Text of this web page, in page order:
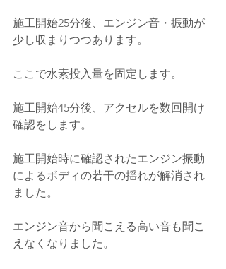
施工開始25分後、エンジン音・振動が
少し収まりつつあります。
ここで水素投入量を固定します。
施工開始45分後、アクセルを数回開け
確認をします。
施工開始時に確認されたエンジン振動
によるボディの若干の揺れが解消され
ました。
エンジン音から聞こえる高い音も聞こ
えなくなりました。